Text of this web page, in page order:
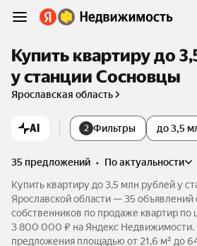
Купить квартиру до
у станции Сосновцы
Ярославская область
AI 2 Фильтры до 3,5
35 предложений •
по актуальности
Купить квартиру до 3,5 млн рублей у
Ярославской области — 35 объявлений
собственников по продаже квартир
3 800 000 ₽ на Яндекс Недвижимости.
предложения площадью от 21,6 м² до